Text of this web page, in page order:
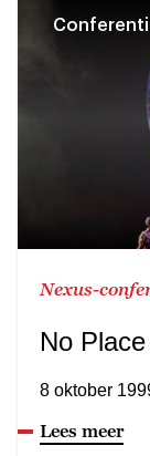
Nexus-
No
8 oktober
Lees meer